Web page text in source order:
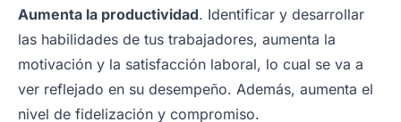
Aumenta la productividad. Identificar y desarrollar
las habilidades de tus trabajadores, aumenta la
motivación y la satisfacción laboral, lo cual se va a
ver reflejado en su desempeño. Además, aumenta el
nivel de fidelización y compromiso.